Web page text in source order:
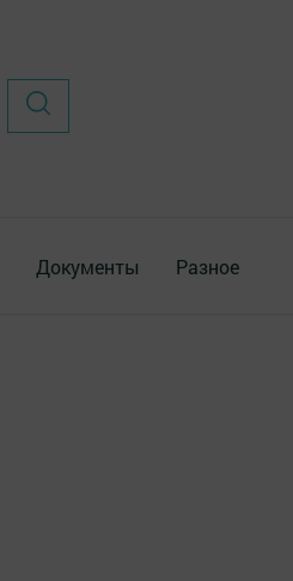
Документы Разное